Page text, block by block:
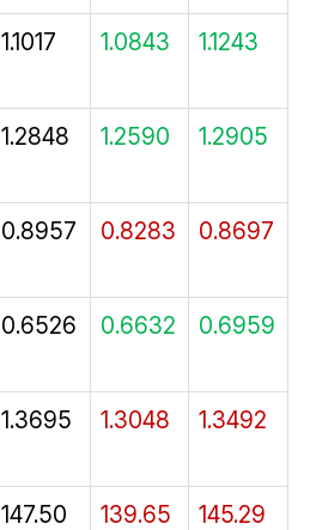
1.1017 1.0843 1.1243
1.2848 1.2590 1.2905
0.8957 0.8283 0.8697
0.6526 0.6632 0.6959
1.3695 1.3048 1.3492
147.50 139.65 145.29